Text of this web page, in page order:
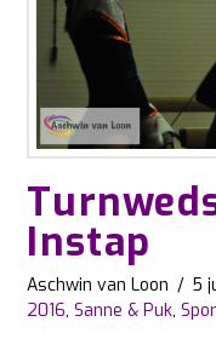
Instap
Aschwin van Loon
5
2016,Sanne & Puk,